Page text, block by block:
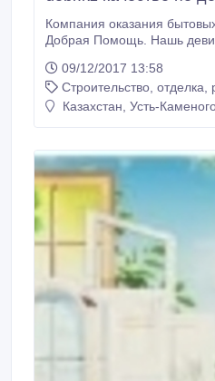
Компания оказания
Добрая Помощь. Нашь
услуг : Монтаж/демонтаж всего, что находится в
Вашей квартире (доме) по
электрики и отделки. Крышу? -
вашего дома от пола до
09/12/2017 13:58
Строительство, отделка,
Казахстан, Усть-